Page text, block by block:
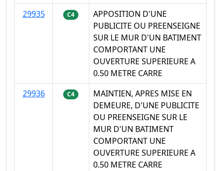
29935
C4
APPOSITION D'UNE
PUBLICITE OU PREENSEIGNE
SUR LE MUR D'UN BATIMENT
COMPORTANT UNE
OUVERTURE SUPERIEURE A
0.50 METRE CARRE
29936
C4
MAINTIEN, APRES MISE EN
DEMEURE, D'UNE PUBLICITE
OU PREENSEIGNE SUR LE
MUR D'UN BATIMENT
COMPORTANT UNE
OUVERTURE SUPERIEURE A
0.50 METRE CARRE